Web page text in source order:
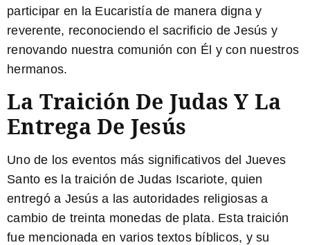
participar en la Eucaristía de manera digna y
reverente, reconociendo el sacrificio de Jesús y
renovando nuestra comunión con Él y con nuestros
hermanos.
La Traición De Judas Y La
Entrega De Jesús
Uno de los eventos más significativos del Jueves
Santo es la traición de Judas Iscariote, quien
entregó a Jesús a las autoridades religiosas a
cambio de treinta monedas de plata. Esta traición
fue mencionada en varios textos bíblicos, y su